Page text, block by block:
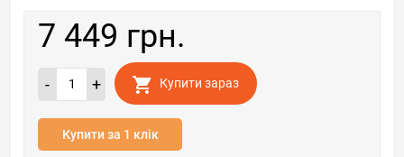
7 449 грн.
- + Купити зараз
Купити за 1 клік